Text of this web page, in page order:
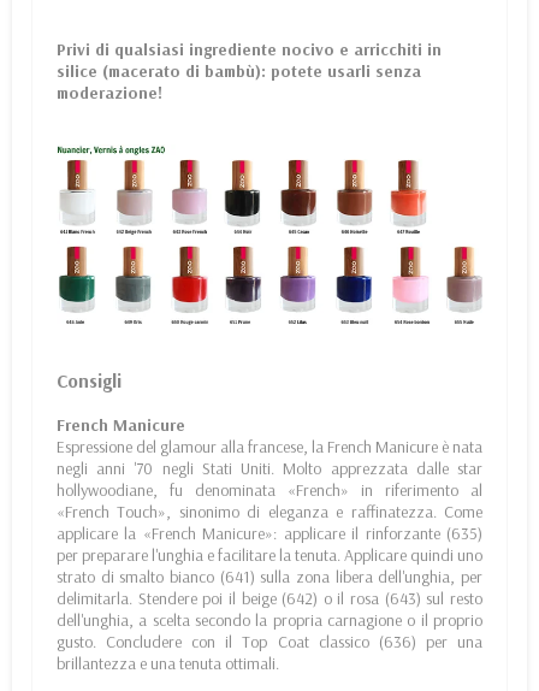
Privi di qualsiasi ingrediente nocivo e arricchiti in
silice (macerato di bambù): potete usarli senza
moderazione!
Consigli
French Manicure
Espressione del glamour alla francese, la French Manicure è nata
negli anni '70 negli Stati Uniti. Molto apprezzata dalle star
hollywoodiane, fu denominata «French» in riferimento al
«French Touch», sinonimo di eleganza e raffinatezza. Come
applicare la «French Manicure»: applicare il rinforzante (635)
per preparare l'unghia e facilitare la tenuta. Applicare quindi uno
strato di smalto bianco (641) sulla zona libera dell'unghia, per
delimitarla. Stendere poi il beige (642) o il rosa (643) sul resto
dell'unghia, a scelta secondo la propria carnagione o il proprio
gusto. Concludere con il Top Coat classico (636) per una
brillantezza e una tenuta ottimali.